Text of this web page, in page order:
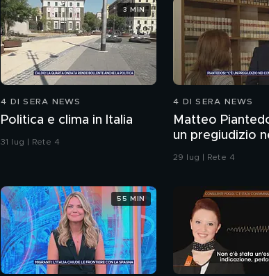
4 DI SERA NEWS
Politica e clima in Italia
31 lug | Rete 4
3 MIN
4 DI SERA NEWS
Matteo
un pregiudizio
confronti della
29 lug | Rete 4
55 MIN